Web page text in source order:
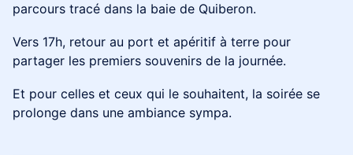
parcours tracé dans la baie de Quiberon.
​Vers 17h, retour au port et apéritif à terre pour
partager les premiers souvenirs de la journée.
Et pour celles et ceux qui le souhaitent, la soirée se
prolonge dans une ambiance sympa.